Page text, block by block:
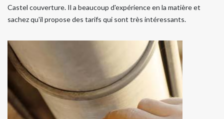
Castel couverture. Il a beaucoup d'expérience en la matière et
sachez qu'il propose des tarifs qui sont très intéressants.